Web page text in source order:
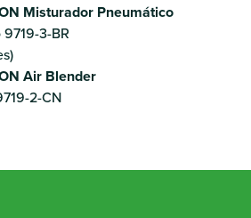
Misturador Pneumático
3-BR
Air Blender
2-CN